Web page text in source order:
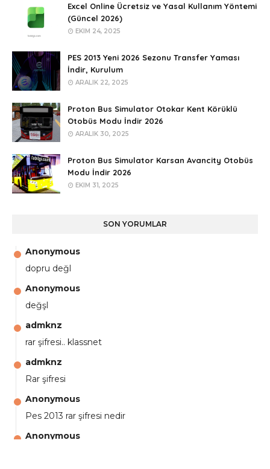
Excel Online Ücretsiz ve Yasal Kullanım Yöntemi
(Güncel 2026)
EKIM 24, 2025
PES 2013 Yeni 2026 Sezonu Transfer Yaması
İndir, Kurulum
ARALIK 22, 2025
Proton Bus Simulator Otokar Kent Körüklü
Otobüs Modu İndir 2026
ARALIK 30, 2025
Proton Bus Simulator Karsan Avancity Otobüs
Modu İndir 2026
EKIM 31, 2025
SON YORUMLAR
Anonymous
dopru değl
Anonymous
değşl
admknz
rar şifresi.. klassnet
admknz
Rar şifresi
Anonymous
Pes 2013 rar şifresi nedir
Anonymous